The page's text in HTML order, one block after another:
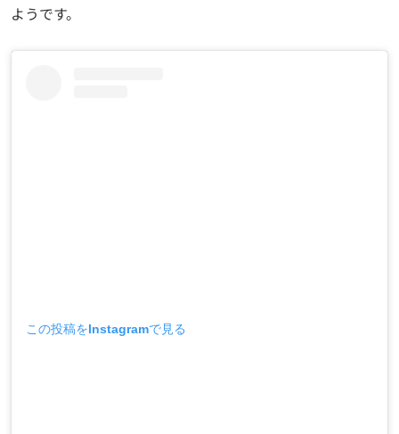
ようです。
この投稿をInstagramで見る